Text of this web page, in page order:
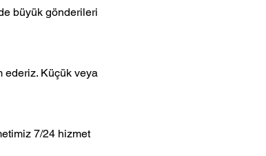
büyük gönderileri
ederiz. Küçük veya
7/24 hizmet